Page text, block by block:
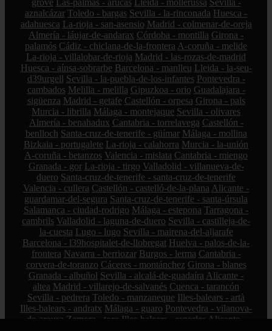
grove Las-palmas - arucas Lleida - mollerussa Sevilla -
aznalcázar Toledo - bargas Sevilla - la-rinconada Huesca -
adahuesca La-rioja - san-asensio Madrid - colmenar-de-oreja
Almería - láujar-de-andarax Córdoba - montilla Girona -
palamós Cádiz - chiclana-de-la-frontera A-coruña - melide
La-rioja - villalobar-de-rioja Madrid - las-rozas-de-madrid
Huesca - aínsa-sobrarbe Barcelona - manlleu Lleida - la-seu-
d39urgell Sevilla - la-puebla-de-los-infantes Pontevedra -
cambados Melilla - melilla Gipuzkoa - orio Guadalajara -
sigüenza Madrid - getafe Castellón - orpesa Girona - pals
Murcia - librilla Málaga - montejaque Sevilla - olivares
Almería - benahadux Cantabria - torrelavega Castellón -
benlloch Santa-cruz-de-tenerife - güímar Málaga - mollina
Bizkaia - portugalete La-rioja - calahorra Murcia - la-unión
A-coruña - betanzos Valencia - mislata Cantabria - miengo
Granada - gor La-rioja - tirgo Valladolid - villanueva-de-
duero Santa-cruz-de-tenerife - santa-cruz-de-tenerife
Valencia - cullera Castellón - castelló-de-la-plana Alicante -
guardamar-del-segura Santa-cruz-de-tenerife - santa-úrsula
Salamanca - ciudad-rodrigo Málaga - estepona Tarragona -
cambrils Valladolid - laguna-de-duero Sevilla - castilleja-de-
la-cuesta Lugo - lugo Sevilla - mairena-del-aljarafe
Barcelona - l39hospitalet-de-llobregat Huelva - palos-de-la-
frontera Navarra - berriozar Burgos - lerma Cantabria -
corvera-de-toranzo Cáceres - montánchez Girona - blanes
Granada - albuñol Sevilla - alcalá-de-guadaíra Alicante -
altea Madrid - villarejo-de-salvanés Cuenca - tarancón
Sevilla - pedrera Toledo - manzaneque Illes-balears - artà
Illes-balears - andratx Málaga - guaro Pontevedra - vilanova-
de-arousa Zamora - toro Illes-balears - esporles Alicante -